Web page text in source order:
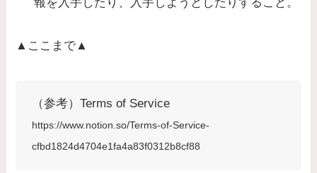
▲ここまで▲
（参考）Terms of Service
https://www.notion.so/Terms-of-Service-
cfbd1824d4704e1fa4a83f0312b8cf88